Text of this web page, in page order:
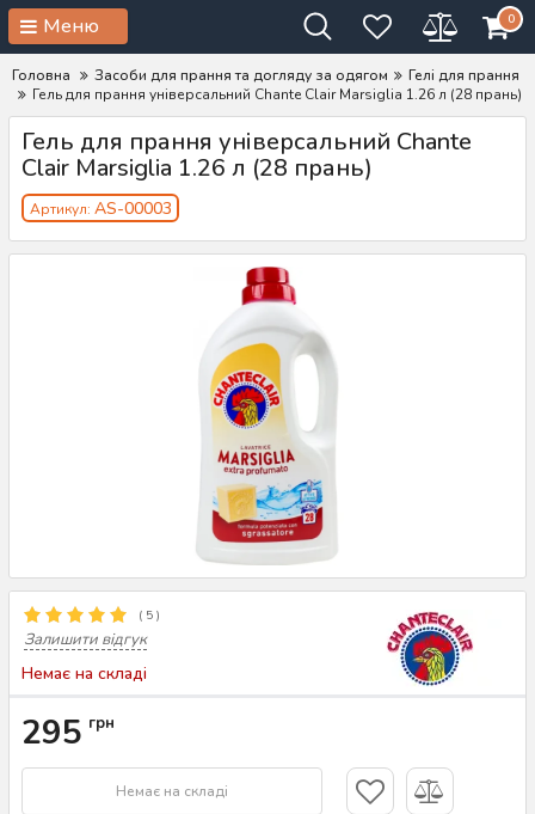
Меню 0
Головна Засоби для прання та догляду за одягом
Гелі для прання
Гель для прання універсальний Chante Clair Marsiglia 1.26 л (28 прань)
Гель для прання універсальний Chante
Clair Marsiglia 1.26 л (28 прань)
Артикул: AS-00003
( 5 )
Залишити відгук
Немає на складі
295 грн
Немає на складі